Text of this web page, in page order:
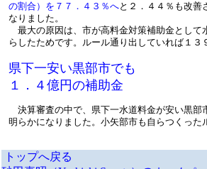
の割合）を７７．４３％へと２．４４％も改善
なりました。
最大の原因は、市が高料金対策補助金として
らしたためです。ルール通り出していれば１３
県下一安い黒部市でも
１．４億円の補助金
決算審査の中で、県下一水道料金が安い黒部
明らかになりました。小矢部市も自らつくった
トップへ戻る